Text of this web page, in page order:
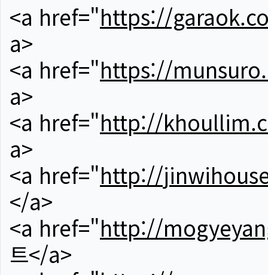
<a href="https://
a>
<a href="https://
a>
<a href="http://
a>
<a href="http://
</a>
<a href="http://
트</a>